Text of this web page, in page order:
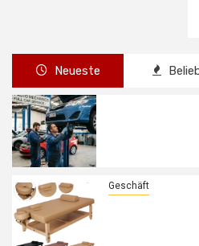
Neueste
Geschäft